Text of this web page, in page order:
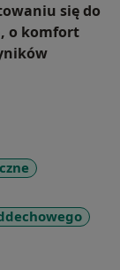
się do
o komfort